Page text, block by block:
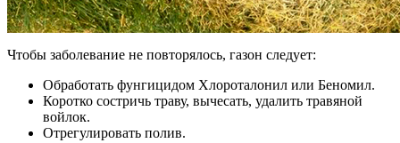
Чтобы заболевание не повторялось, газон следует:
Обработать фунгицидом Хлороталонил или Беномил.
Коротко состричь траву, вычесать, удалить травяной
войлок.
Отрегулировать полив.